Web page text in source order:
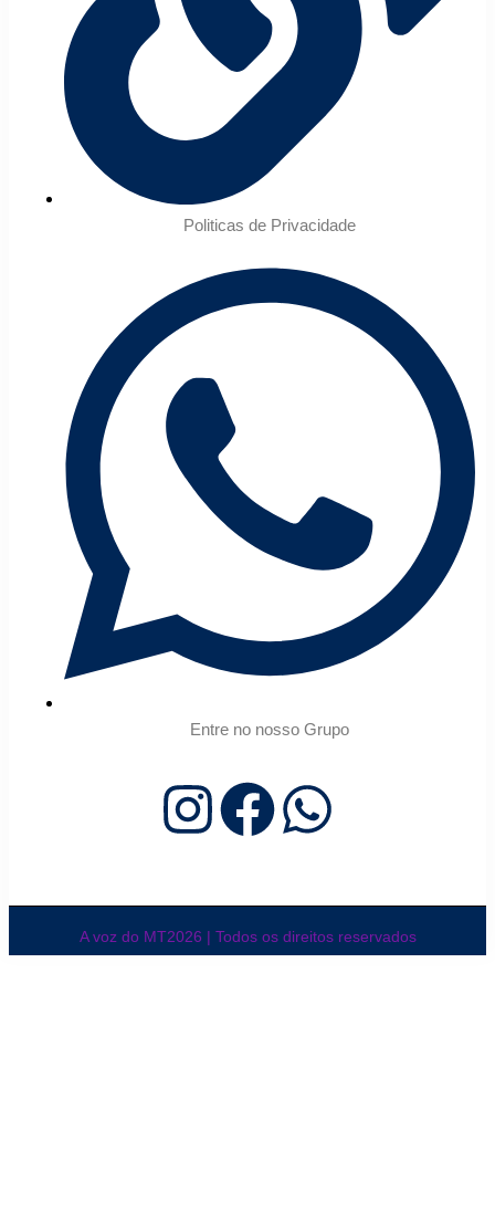
Politicas de Privacidade
Entre no nosso Grupo
A voz do MT2026 | Todos os direitos reservados